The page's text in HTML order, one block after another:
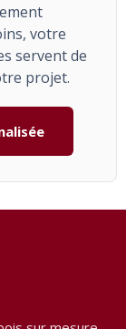
votre
servent de
projet.